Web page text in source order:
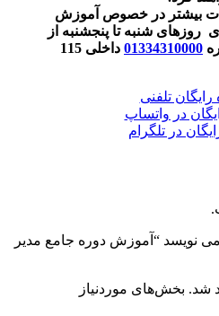
بیشتر در خصوص آموزش
شنبه تا پنجشنبه از
01334310000
داخلی 115
تلفنی
در واتساپ
در تلگرام
نویسد “آموزش دوره جامع مدیر
شد. بخش‌های موردنیاز